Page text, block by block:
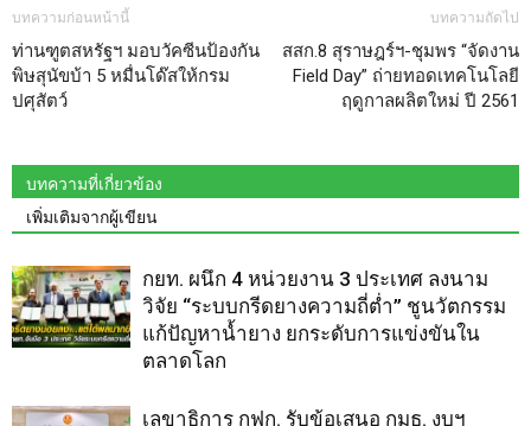
บทความก่อนหน้านี้
ท่านฑูตสหรัฐฯ มอบวัคซีนป้องกัน
พิษสุนัขบ้า 5 หมื่นโด๊สให้กรม
ปศุสัตว์
บทความถัดไป
สสก.8 สุราษฎร์ฯ-ชุมพร “จัดงาน
Field Day” ถ่ายทอดเทคโนโลยี
ฤดูกาลผลิตใหม่ ปี 2561
บทความที่เกี่ยวข้อง
เพิ่มเติมจากผู้เขียน
กยท. ผนึก 4 หน่วยงาน 3 ประเทศ ลงนาม
วิจัย “ระบบกรีดยางความถี่ต่ำ” ชูนวัตกรรม
แก้ปัญหาน้ำยาง ยกระดับการแข่งขันใน
ตลาดโลก
เลขาธิการ กฟก. รับข้อเสนอ กมธ. งบฯ